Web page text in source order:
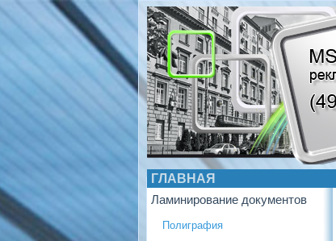
ГЛАВНАЯ
Ламинирование документов
Полиграфия